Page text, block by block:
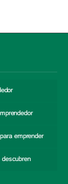
emprender
descubren